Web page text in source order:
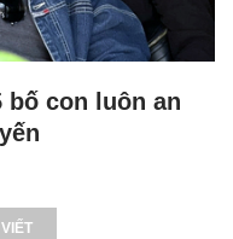
bố con luôn an